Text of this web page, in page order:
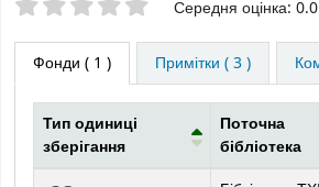
Оцінки зірочкамиСередня оцінка:
Фонди ( 1 ) Примітки ( 3 )
Фонди
Тип одиниці
зберігання
Поточна
бібліотека